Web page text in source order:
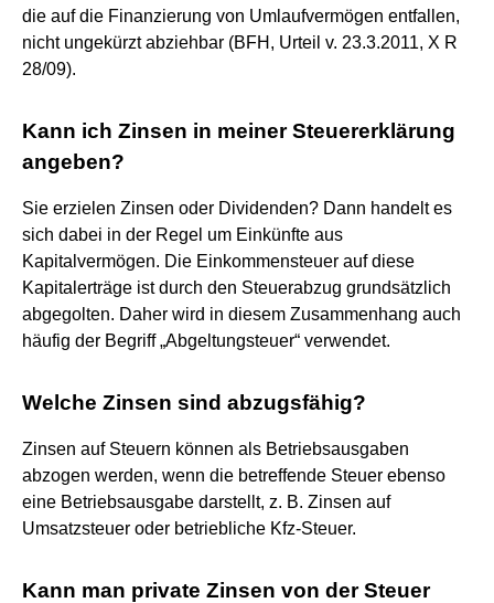
die auf die Finanzierung von Umlaufvermögen entfallen,
nicht ungekürzt abziehbar (BFH, Urteil v. 23.3.2011, X R
28/09).
Kann ich Zinsen in meiner Steuererklärung
angeben?
Sie erzielen Zinsen oder Dividenden? Dann handelt es
sich dabei in der Regel um Einkünfte aus
Kapitalvermögen. Die Einkommensteuer auf diese
Kapitalerträge ist durch den Steuerabzug grundsätzlich
abgegolten. Daher wird in diesem Zusammenhang auch
häufig der Begriff „Abgeltungsteuer“ verwendet.
Welche Zinsen sind abzugsfähig?
Zinsen auf Steuern können als Betriebsausgaben
abzogen werden, wenn die betreffende Steuer ebenso
eine Betriebsausgabe darstellt, z. B. Zinsen auf
Umsatzsteuer oder betriebliche Kfz-Steuer.
Kann man private Zinsen von der Steuer